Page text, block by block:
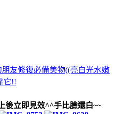
友修復必備美物((亮白光水嫩
它!!
後立即見效^^手比臉還白~~